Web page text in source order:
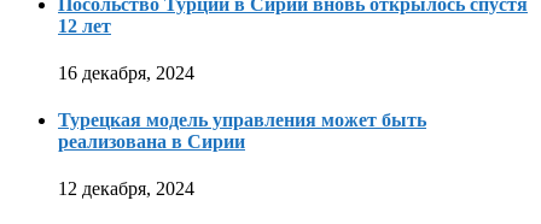
12 лет
16 декабря, 2024
Турецкая модель управления может быть
реализована в Сирии
12 декабря, 2024